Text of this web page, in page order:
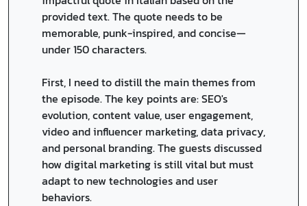
provided text. The quote needs to be
memorable, punk-inspired, and concise—
under 150 characters.
First, I need to distill the main themes from
the episode. The key points are: SEO's
evolution, content value, user engagement,
video and influencer marketing, data privacy,
and personal branding. The guests discussed
how digital marketing is still vital but must
adapt to new technologies and user
behaviors.